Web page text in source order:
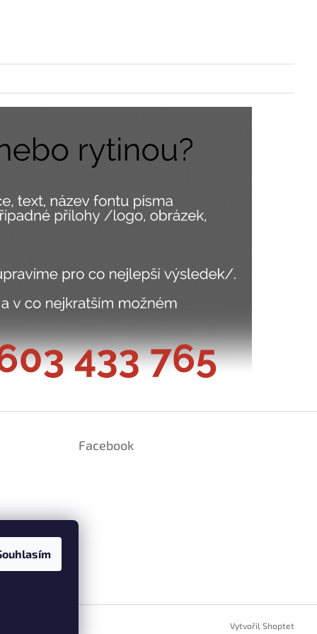
Facebook
Vytvořil Shoptet